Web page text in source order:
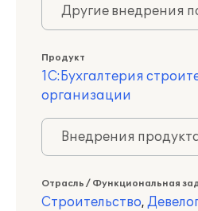
Другие внедрения
Продукт
1С:Бухгалтерия
организации
Внедрения
Отрасль / Функциональная
Строительство,